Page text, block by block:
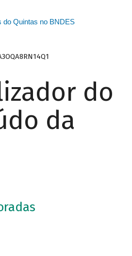
do Quintas no BNDES
do
da